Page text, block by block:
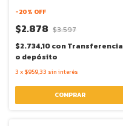
-20% OFF
$2.878 $3.597
$2.734,10conTransferencia
o depósito
3 x $959,33 sin interés